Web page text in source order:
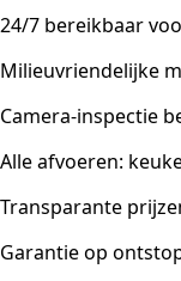
24/7 bereikbaar
Milieuvriendelijke
Camera-inspectie
Alle afvoeren:
Transparante
Garantie op